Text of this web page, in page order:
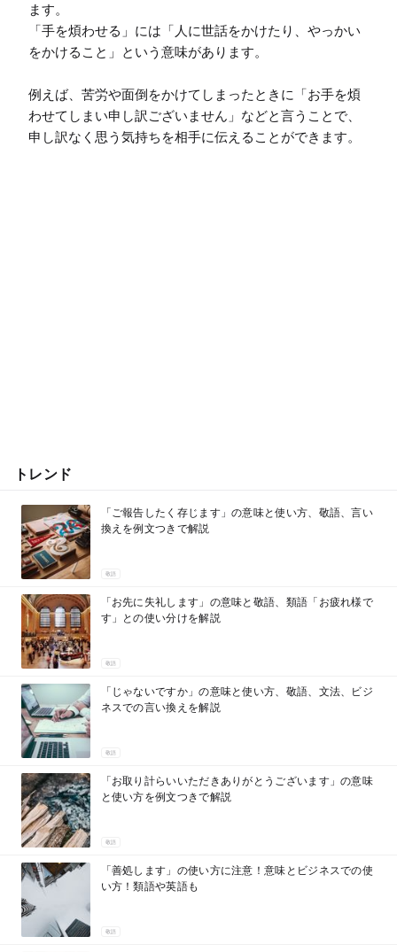
ます。
「手を煩わせる」には「人に世話をかけたり、やっかい
をかけること」という意味があります。
例えば、苦労や面倒をかけてしまったときに「お手を煩
わせてしまい申し訳ございません」などと言うことで、
申し訳なく思う気持ちを相手に伝えることができます。
トレンド
「ご報告したく存じます」の意味と使い方、敬語、言い
換えを例文つきで解説
敬語
「お先に失礼します」の意味と敬語、類語「お疲れ様で
す」との使い分けを解説
敬語
「じゃないですか」の意味と使い方、敬語、文法、ビジ
ネスでの言い換えを解説
敬語
「お取り計らいいただきありがとうございます」の意味
と使い方を例文つきで解説
敬語
「善処します」の使い方に注意！意味とビジネスでの使
い方！類語や英語も
敬語